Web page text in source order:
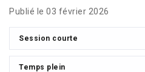
Publié le 03 février 2026
Session courte
Temps plein